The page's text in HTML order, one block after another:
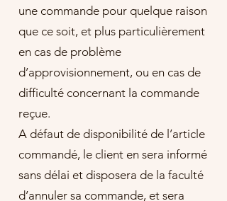
une commande pour quelque raison
que ce soit, et plus particulièrement
en cas de problème
d’approvisionnement, ou en cas de
difficulté concernant la commande
reçue.
A défaut de disponibilité de l’article
commandé, le client en sera informé
sans délai et disposera de la faculté
d’annuler sa commande, et sera